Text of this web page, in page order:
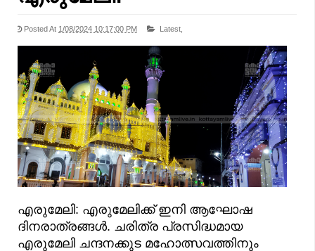
Posted At 1/08/2024 10:17:00 PM Latest,
എരുമേലി: എരുമേലിക്ക് ഇനി ആഘോഷ
ദിനരാത്രങ്ങൾ. ചരിത്ര പ്രസിദ്ധമായ
എരുമേലി ചന്ദനക്കുട മഹോത്സവത്തിനും